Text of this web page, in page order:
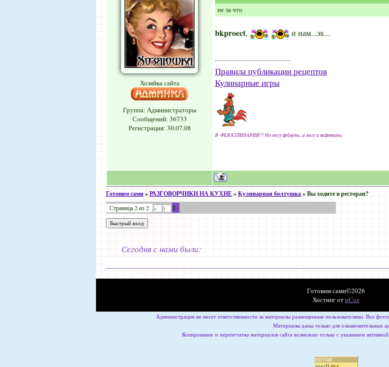
Хозяйка сайта
Группа: Администраторы
Сообщений: 36733
Регистрация: 30.07.08
не за что
bkproect, и нам...эх...
Правила публикации рецептов
Кулинарные игры
Я -ФЕЯ КУЛИНАРИИ!!! Но могу фейнуть...а могу и нафеячить.
Готовим сами»РАЗГОВОРЧИКИ НА КУХНЕ»Кулинарная болтушка»Вы ходите в ресторан?
Страница2из2 « 1 2
Сегодня с нами были:
Готовим сами©2026
Хостинг отuCoz
Администрация не несет ответственности за материалы размещенные пользователями. Все
Материалы даны только для ознакомительных
Копирование и перепечатка материалов сайта возможно только с указанием